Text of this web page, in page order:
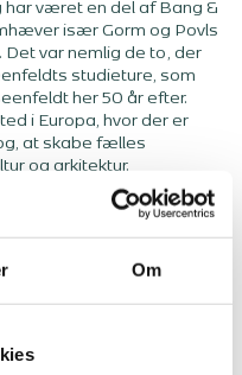
Om
har været en del af Bang &
især Gorm og Povls
var nemlig de to, der
studieture, som
her 50 år efter.
i Europa, hvor der er
at skabe fælles
og arkitektur.
kommer til